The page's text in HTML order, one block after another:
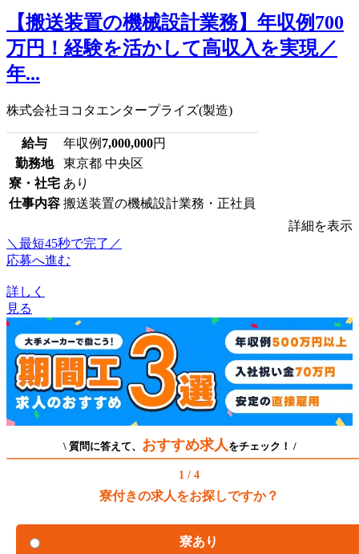
【搬送装置の機械設計業務】年収例700
万円！経験を活かして高収入を実現／
年...
株式会社ヨコタエンタープライズ(製造)
給与 年収例 7,000,000円
勤務地
東京都 中央区
寮・社宅 あり
仕事内容 搬送装置の機械設計業務・正社員
詳細を表示
＼最短45秒で完了／
応募へ進む
詳しく
見る
\ 質問に答えて、 おすすめ求人 をチェック！ /
1 / 4
寮付きの求人をお探しですか？
寮あり